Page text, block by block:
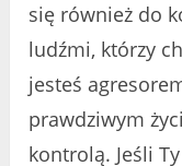
się również do
ludźmi, którzy
jesteś
prawdziwym
kontrolą. Jeśli